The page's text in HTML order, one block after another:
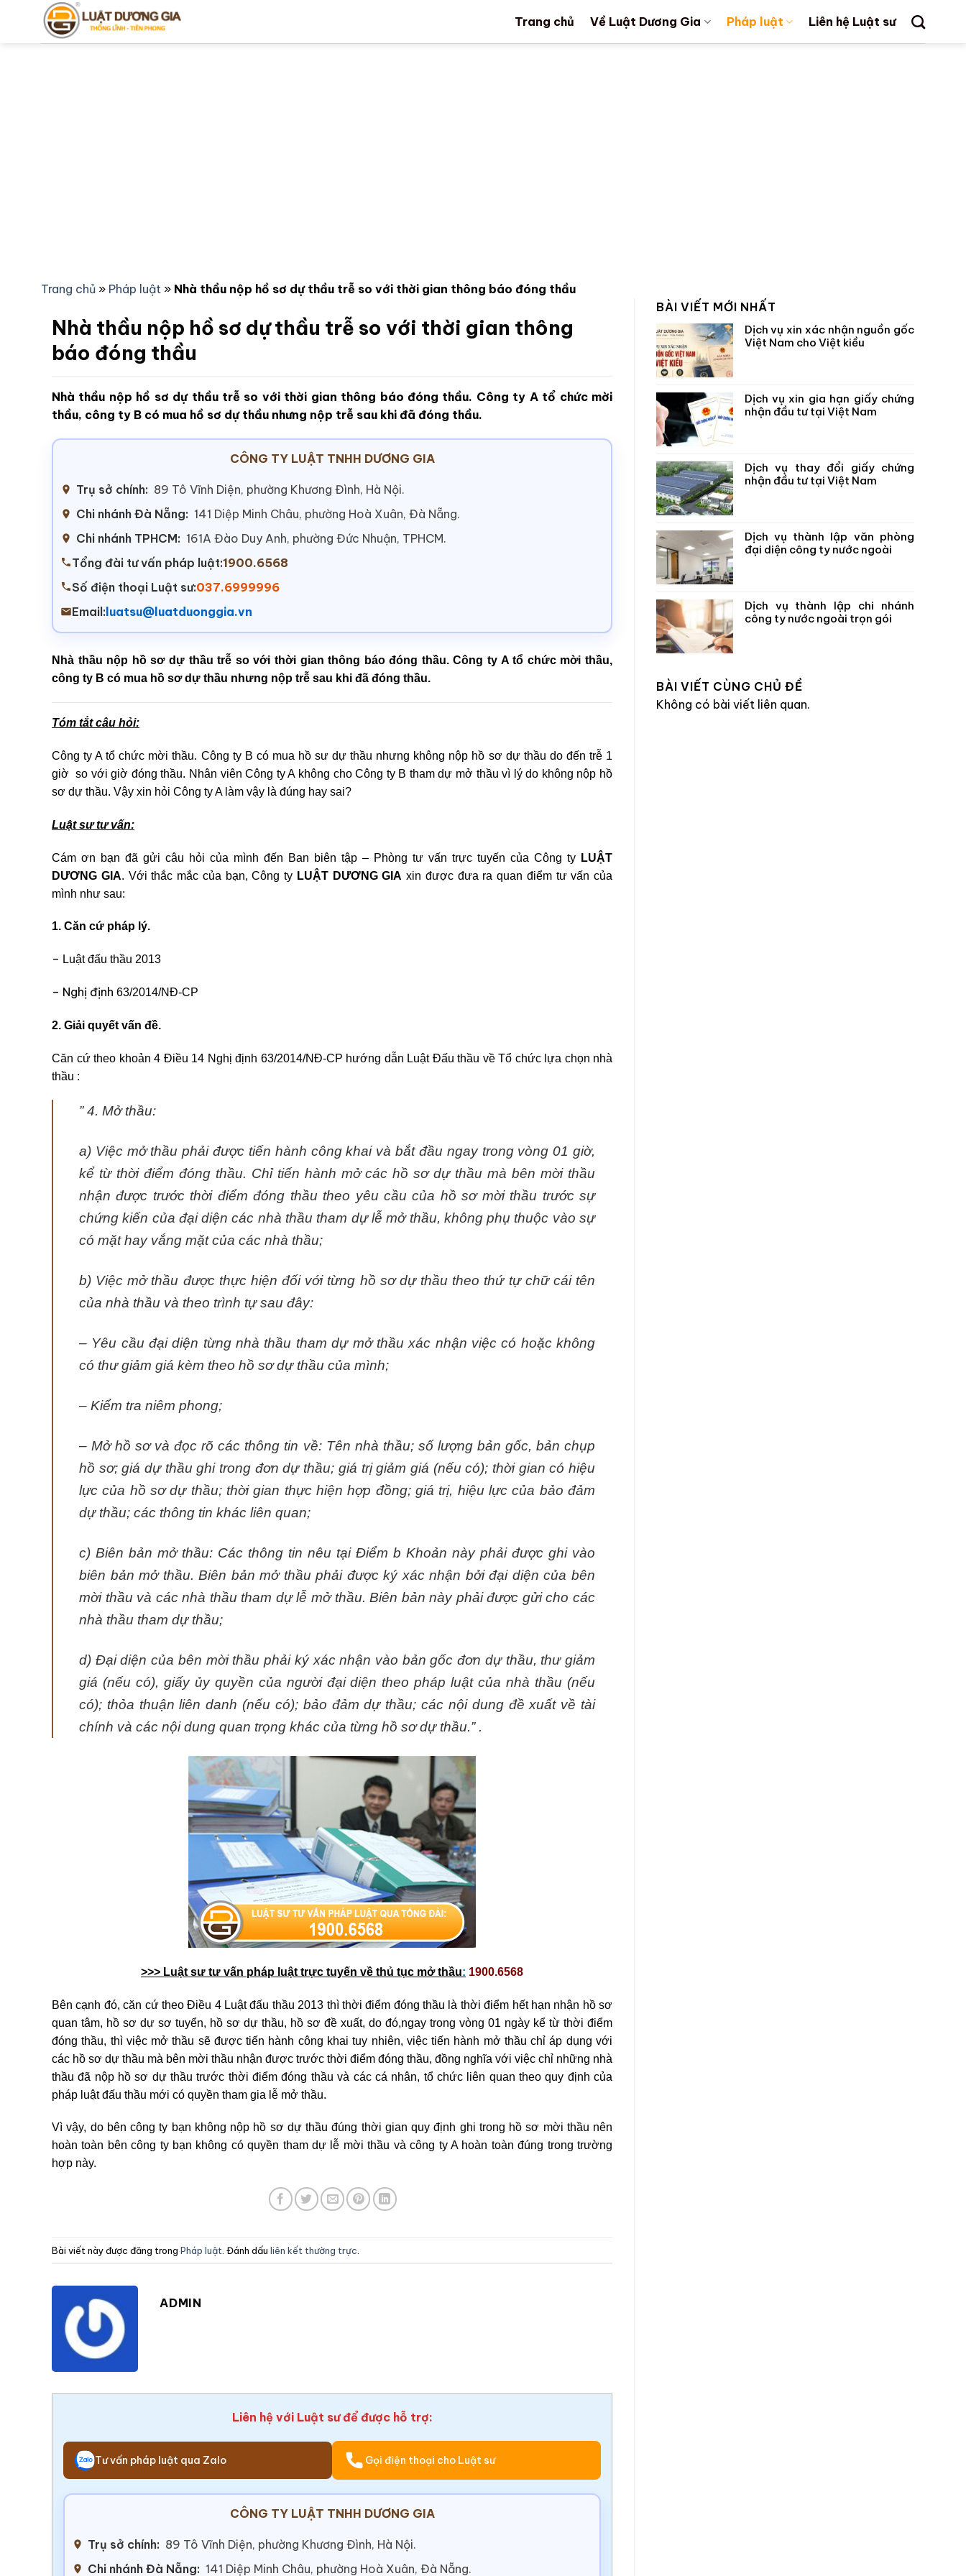
Trang chủ Về Luật Dương Gia Pháp luật Liên hệ Luật sư
Trang chủ » Pháp luật » Nhà thầu nộp hồ sơ dự thầu trễ so với thời gian thông báo đóng thầu
Nhà thầu nộp hồ sơ dự thầu trễ so với thời gian thông
báo đóng thầu
Nhà thầu nộp hồ sơ dự thầu trễ so với thời gian thông báo đóng thầu. Công ty A tổ chức mời
thầu, công ty B có mua hồ sơ dự thầu nhưng nộp trễ sau khi đã đóng thầu.
CÔNG TY LUẬT TNHH DƯƠNG GIA
Trụ sở chính: 89 Tô Vĩnh Diện, phường Khương Đình, Hà Nội.
Chi nhánh Đà Nẵng: 141 Diệp Minh Châu, phường Hoà Xuân, Đà Nẵng.
Chi nhánh TPHCM: 161A Đào Duy Anh, phường Đức Nhuận, TPHCM.
Tổng đài tư vấn pháp luật:1900.6568
Số điện thoại Luật sư:037.6999996
Email: luatsu@luatduonggia.vn
Nhà thầu nộp hồ sơ dự thầu trễ so với thời gian thông báo đóng thầu. Công ty A tổ chức mời thầu,
công ty B có mua hồ sơ dự thầu nhưng nộp trễ sau khi đã đóng thầu.
Tóm tắt câu hỏi:
Công ty A tổ chức mời thầu. Công ty B có mua hồ sư dự thầu nhưng không nộp hồ sơ dự thầu do đến trễ 1
giờ so với giờ đóng thầu. Nhân viên Công ty A không cho Công ty B tham dự mở thầu vì lý do không nộp hồ
sơ dự thầu. Vậy xin hỏi Công ty A làm vậy là đúng hay sai?
Luật sư tư vấn:
Cám ơn bạn đã gửi câu hỏi của mình đến Ban biên tập – Phòng tư vấn trực tuyến của Công ty LUẬT
DƯƠNG GIA. Với thắc mắc của bạn, Công ty LUẬT DƯƠNG GIA xin được đưa ra quan điểm tư vấn của
mình như sau:
1. Căn cứ pháp lý.
– Luật đấu thầu 2013
– Nghị định 63/2014/NĐ-CP
2. Giải quyết vấn đề.
Căn cứ theo khoản 4 Điều 14 Nghị định 63/2014/NĐ-CP hướng dẫn Luật Đấu thầu về Tổ chức lựa chọn nhà
thầu :
”4. Mở thầu:
a) Việc mở thầu phải được tiến hành công khai và bắt đầu ngay trong vòng 01 giờ,
kể từ thời điểm đóng thầu. Chỉ tiến hành mở các hồ sơ dự thầu mà bên mời thầu
nhận được trước thời điểm đóng thầu theo yêu cầu của hồ sơ mời thầu trước sự
chứng kiến của đại diện các nhà thầu tham dự lễ mở thầu, không phụ thuộc vào sự
có mặt hay vắng mặt của các nhà thầu;
b) Việc mở thầu được thực hiện đối với từng hồ sơ dự thầu theo thứ tự chữ cái tên
của nhà thầu và theo trình tự sau đây:
– Yêu cầu đại diện từng nhà thầu tham dự mở thầu xác nhận việc có hoặc không
có thư giảm giá kèm theo hồ sơ dự thầu của mình;
– Kiểm tra niêm phong;
– Mở hồ sơ và đọc rõ các thông tin về: Tên nhà thầu; số lượng bản gốc, bản chụp
hồ sơ; giá dự thầu ghi trong đơn dự thầu; giá trị giảm giá (nếu có); thời gian có hiệu
lực của hồ sơ dự thầu; thời gian thực hiện hợp đồng; giá trị, hiệu lực của bảo đảm
dự thầu; các thông tin khác liên quan;
c) Biên bản mở thầu: Các thông tin nêu tại Điểm b Khoản này phải được ghi vào
biên bản mở thầu. Biên bản mở thầu phải được ký xác nhận bởi đại diện của bên
mời thầu và các nhà thầu tham dự lễ mở thầu. Biên bản này phải được gửi cho các
nhà thầu tham dự thầu;
d) Đại diện của bên mời thầu phải ký xác nhận vào bản gốc đơn dự thầu, thư giảm
giá (nếu có), giấy ủy quyền của người đại diện theo pháp luật của nhà thầu (nếu
có); thỏa thuận liên danh (nếu có); bảo đảm dự thầu; các nội dung đề xuất về tài
chính và các nội dung quan trọng khác của từng hồ sơ dự thầu.” .
>>> Luật sư tư vấn pháp luật trực tuyến về thủ tục mở thầu: 1900.6568
Bên cạnh đó, căn cứ theo Điều 4 Luật đấu thầu 2013 thì thời điểm đóng thầu là thời điểm hết hạn nhận hồ sơ
quan tâm, hồ sơ dự sơ tuyển, hồ sơ dự thầu, hồ sơ đề xuất, do đó,ngay trong vòng 01 ngày kể từ thời điểm
đóng thầu, thì việc mở thầu sẽ được tiến hành công khai tuy nhiên, việc tiến hành mở thầu chỉ áp dụng với
các hồ sơ dự thầu mà bên mời thầu nhận được trước thời điểm đóng thầu, đồng nghĩa với việc chỉ những nhà
thầu đã nộp hồ sơ dự thầu trước thời điểm đóng thầu và các cá nhân, tổ chức liên quan theo quy định của
pháp luật đấu thầu mới có quyền tham gia lễ mở thầu.
Vì vậy, do bên công ty bạn không nộp hồ sơ dự thầu đúng thời gian quy định ghi trong hồ sơ mời thầu nên
hoàn toàn bên công ty bạn không có quyền tham dự lễ mời thầu và công ty A hoàn toàn đúng trong trường
hợp này.
Bài viết này được đăng trong Pháp luật . Đánh dấu liên kết thường trực
ADMIN
Liên hệ với Luật sư để được hỗ trợ:
Tư vấn pháp luật qua Zalo Gọi điện thoại cho Luật sư
CÔNG TY LUẬT TNHH DƯƠNG GIA
Trụ sở chính: 89 Tô Vĩnh Diện, phường Khương Đình, Hà Nội.
Chi nhánh Đà Nẵng: 141 Diệp Minh Châu, phường Hoà Xuân, Đà Nẵng.
BÀI VIẾT MỚI NHẤT
Dịch vụ xin xác nhận nguồn gốc
Việt Nam cho Việt kiều
Dịch vụ xin gia hạn giấy chứng
nhận đầu tư tại Việt Nam
Dịch vụ thay đổi giấy chứng
nhận đầu tư tại Việt Nam
Dịch vụ thành lập văn phòng
đại diện công ty nước ngoài
Dịch vụ thành lập chi nhánh
công ty nước ngoài trọn gói
BÀI VIẾT CÙNG CHỦ ĐỀ
Không có bài viết liên quan.